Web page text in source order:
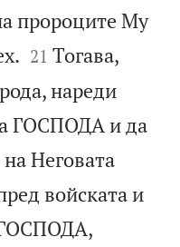
пророците Му


21 Тогава,
нареди
ГОСПОДА и да
Неговата
войската и
ГОСПОДА,